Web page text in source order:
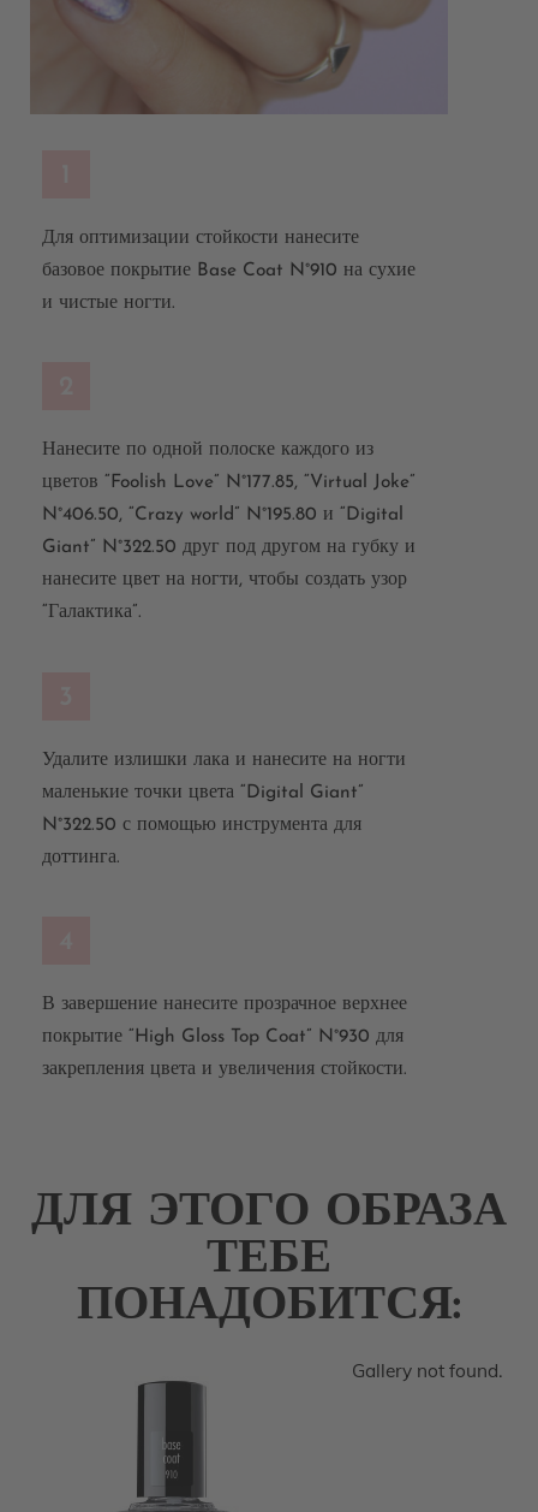
Для оптимизации стойкости нанесите
базовое покрытие Base Coat N°910 на сухие
и чистые ногти.
Нанесите по одной полоске каждого из
цветов “Foolish Love” N°177.85, “Virtual Joke”
N°406.50, “Crazy world” N°195.80 и “Digital
Giant” N°322.50 друг под другом на губку и
нанесите цвет на ногти, чтобы создать узор
“Галактика”.
Удалите излишки лака и нанесите на ногти
маленькие точки цвета “Digital Giant”
N°322.50 с помощью инструмента для
доттинга.
В завершение нанесите прозрачное верхнее
покрытие “High Gloss Top Coat” N°930 для
закрепления цвета и увеличения стойкости.
ДЛЯ ЭТОГО ОБРАЗА
ТЕБЕ
ПОНАДОБИТСЯ:
Gallery not found.